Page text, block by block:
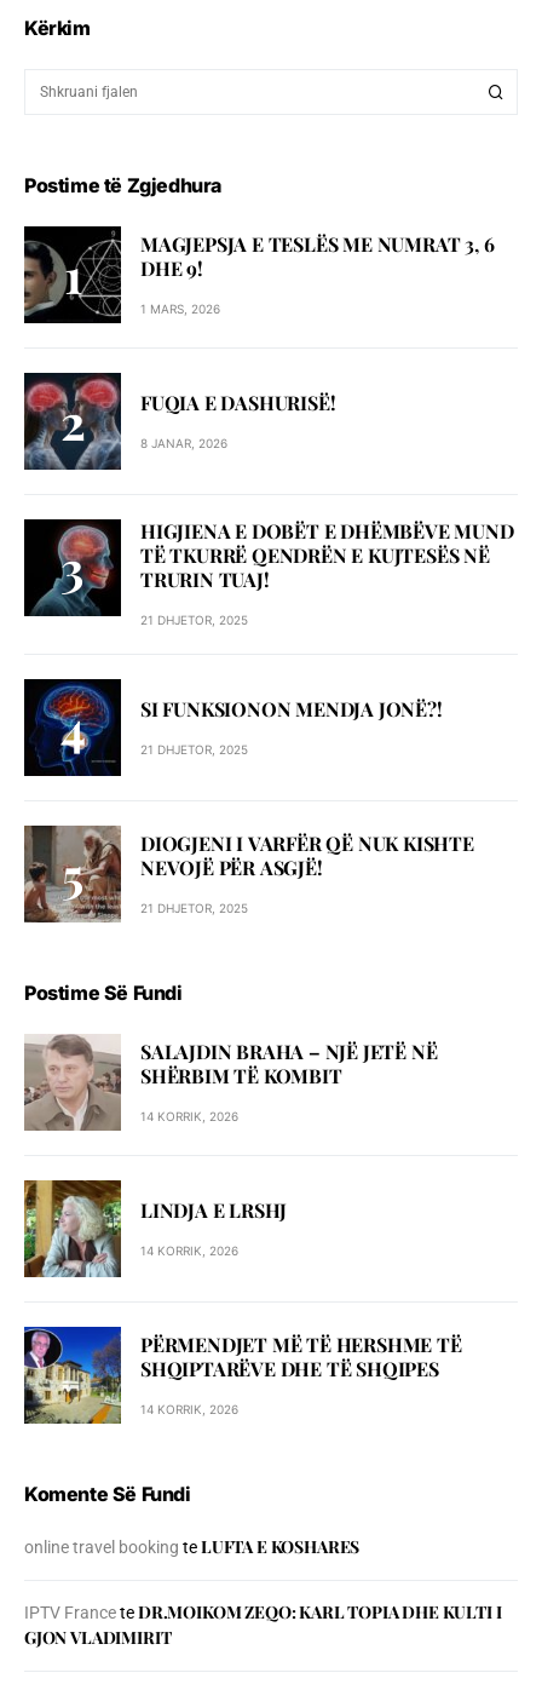
Kërkim
Postime të Zgjedhura
MAGJEPSJA E TESLËS ME NUMRAT 3, 6
DHE 9!
1 MARS, 2026
FUQIA E DASHURISË!
8 JANAR, 2026
HIGJIENA E DOBËT E DHËMBËVE MUND
TË TKURRË QENDRËN E KUJTESËS NË
TRURIN TUAJ!
21 DHJETOR, 2025
SI FUNKSIONON MENDJA JONË?!
21 DHJETOR, 2025
DIOGJENI I VARFËR QË NUK KISHTE
NEVOJË PËR ASGJË!
21 DHJETOR, 2025
Postime Së Fundi
SALAJDIN BRAHA – NJЁ JETЁ NЁ
SHЁRBIM TЁ KOMBIT
14 KORRIK, 2026
LINDJA E LRSHJ
14 KORRIK, 2026
PËRMENDJET MË TË HERSHME TË
SHQIPTARËVE DHE TË SHQIPES
14 KORRIK, 2026
Komente Së Fundi
online travel booking teLUFTA E KOSHARES
IPTV FranceteDR.MOIKOM ZEQO: KARL TOPIA DHE KULTI I
GJON VLADIMIRIT